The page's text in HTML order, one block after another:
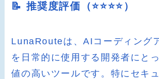
📝 推奨度評価（⭐️⭐️⭐️⭐️）
LunaRouteは、AIコーディング
を日常的に使用する開発者にと
値の高いツールです。特にセキ